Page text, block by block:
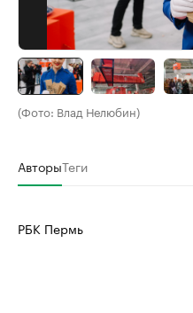
(Фото: Влад Нелюбин)
АвторыТеги
РБК Пермь